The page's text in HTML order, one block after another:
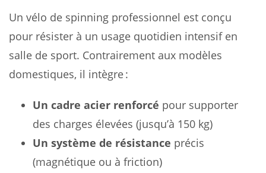
Un vélo de spinning professionnel est conçu
pour résister à un usage quotidien intensif en
salle de sport. Contrairement aux modèles
domestiques, il intègre :
Un cadre acier renforcé pour supporter
des charges élevées (jusqu’à 150 kg)
Un système de résistance précis
(magnétique ou à friction)